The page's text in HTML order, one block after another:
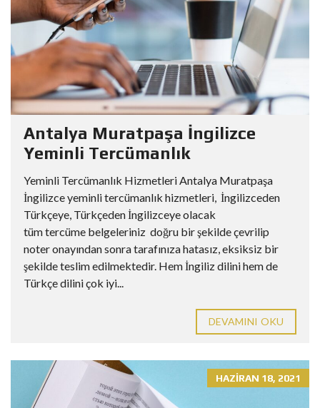
Antalya Muratpaşa İngilizce
Yeminli Tercümanlık
Yeminli Tercümanlık Hizmetleri Antalya Muratpaşa
İngilizce yeminli tercümanlık hizmetleri, İngilizceden
Türkçeye, Türkçeden İngilizceye olacak
tüm tercüme belgeleriniz doğru bir şekilde çevrilip
noter onayından sonra tarafınıza hatasız, eksiksiz bir
şekilde teslim edilmektedir. Hem İngiliz dilini hem de
Türkçe dilini çok iyi...
DEVAMINI OKU
HAZIRAN 18, 2021